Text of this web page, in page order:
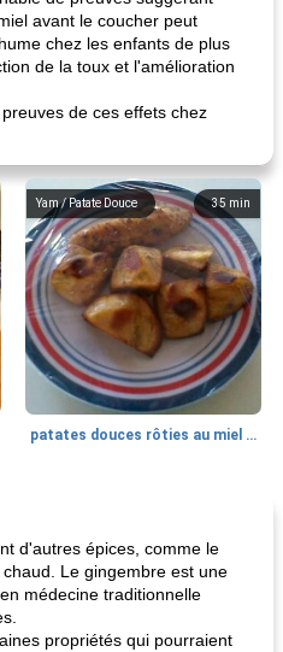
avant le coucher peut
chez les enfants de plus
de la toux et l'amélioration
de ces effets chez
35 min
Yam / Patate Douce
patates douces rôties au miel / kumara
d'autres épices, comme le
Le gingembre est une
médecine traditionnelle
propriétés qui pourraient